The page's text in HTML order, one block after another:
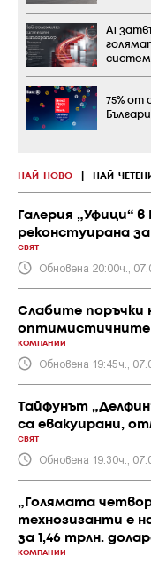
НАЙ-НОВО НАЙ-
Галерия „Уфици“
реконстуирана
СВЯТ
Обновена 20:00ч.,
Слабите поръчки
оптимистичните
КОМПАНИИ
Обновена 19:45ч.,
Тайфунът
са евакуирани,
СВЯТ
Обновена 19:30ч.,
„Голямата
техногиганти е
за 1,46 трлн.
КОМПАНИИ
А1
75%